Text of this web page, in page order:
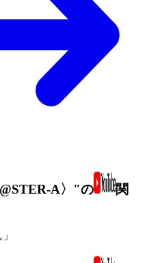
A〉"の
関